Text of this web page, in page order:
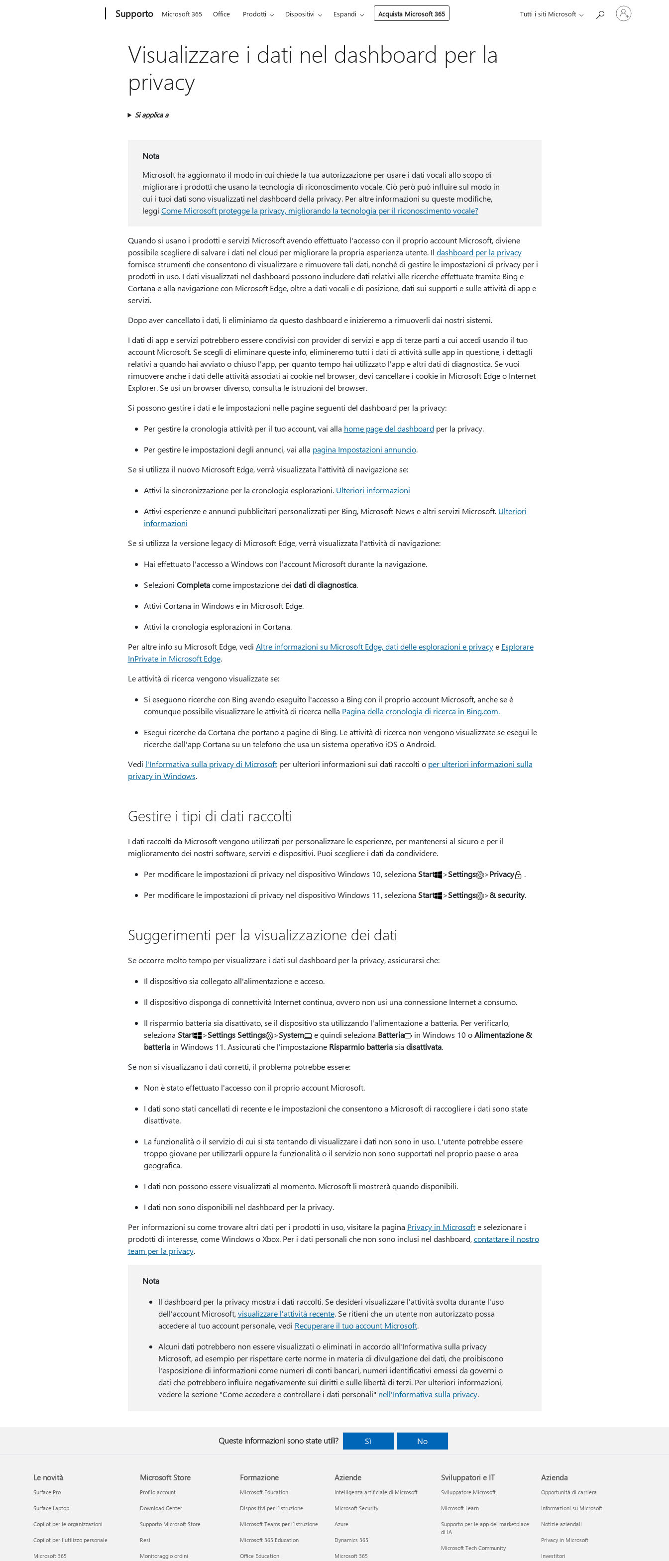
Supporto Microsoft 365 Office Prodotti Dispositivi Espandi Acquista Microsoft 365 Tutti i siti Microsoft
Accedi
con
Visualizzare i dati nel dashboard per la
privacy
Si applica a
Nota
Microsoft ha aggiornato il modo in cui chiede la tua autorizzazione per usare i dati vocali allo scopo di
migliorare i prodotti che usano la tecnologia di riconoscimento vocale. Ciò però può influire sul modo in
cui i tuoi dati sono visualizzati nel dashboard della privacy. Per altre informazioni su queste modifiche,
leggi Come Microsoft protegge la privacy, migliorando la tecnologia per il riconoscimento vocale?
Quando si usano i prodotti e servizi Microsoft avendo effettuato l'accesso con il proprio account Microsoft, diviene
possibile scegliere di salvare i dati nel cloud per migliorare la propria esperienza utente. Il dashboard per la privacy
fornisce strumenti che consentono di visualizzare e rimuovere tali dati, nonché di gestire le impostazioni di privacy per i
prodotti in uso. I dati visualizzati nel dashboard possono includere dati relativi alle ricerche effettuate tramite Bing e
Cortana e alla navigazione con Microsoft Edge, oltre a dati vocali e di posizione, dati sui supporti e sulle attività di app e
servizi.
Dopo aver cancellato i dati, li eliminiamo da questo dashboard e inizieremo a rimuoverli dai nostri sistemi.
I dati di app e servizi potrebbero essere condivisi con provider di servizi e app di terze parti a cui accedi usando il tuo
account Microsoft. Se scegli di eliminare queste info, elimineremo tutti i dati di attività sulle app in questione, i dettagli
relativi a quando hai avviato o chiuso l'app, per quanto tempo hai utilizzato l'app e altri dati di diagnostica. Se vuoi
rimuovere anche i dati delle attività associati ai cookie nel browser, devi cancellare i cookie in Microsoft Edge o Internet
Explorer. Se usi un browser diverso, consulta le istruzioni del browser.
Si possono gestire i dati e le impostazioni nelle pagine seguenti del dashboard per la privacy:
Per gestire la cronologia attività per il tuo account, vai alla home page del dashboardper la privacy.
Per gestire le impostazioni degli annunci, vai alla pagina Impostazioni annuncio.
Se si utilizza il nuovo Microsoft Edge, verrà visualizzata l'attività di navigazione se:
Attivi la sincronizzazione per la cronologia esplorazioni. Ulteriori informazioni
Attivi esperienze e annunci pubblicitari personalizzati per Bing, Microsoft News e altri servizi Microsoft. Ulteriori
informazioni
Se si utilizza la versione legacy di Microsoft Edge, verrà visualizzata l'attività di navigazione:
Hai effettuato l'accesso a Windows con l'account Microsoft durante la navigazione.
Selezioni Completacome impostazione dei dati di diagnostica.
Attivi Cortana in Windows e in Microsoft Edge.
Attivi la cronologia esplorazioni in Cortana.
Per altre info su Microsoft Edge, vedi Altre informazioni su Microsoft Edge, dati delle esplorazioni e privacye Esplorare
InPrivate in Microsoft Edge.
Le attività di ricerca vengono visualizzate se:
Si eseguono ricerche con Bing avendo eseguito l'accesso a Bing con il proprio account Microsoft, anche se è
comunque possibile visualizzare le attività di ricerca nella Pagina della cronologia di ricerca in Bing.com.
Esegui ricerche da Cortana che portano a pagine di Bing. Le attività di ricerca non vengono visualizzate se esegui le
ricerche dall'app Cortana su un telefono che usa un sistema operativo iOS o Android.
Vedi l'Informativa sulla privacy di Microsoftper ulteriori informazioni sui dati raccolti o per ulteriori informazioni sulla
privacy in Windows.
Gestire i tipi di dati raccolti
I dati raccolti da Microsoft vengono utilizzati per personalizzare le esperienze, per mantenersi al sicuro e per il
miglioramento dei nostri software, servizi e dispositivi. Puoi scegliere i dati da condividere.
Per modificare le impostazioni di privacy nel dispositivo Windows 10, seleziona Start >Settings >Privacy
.
Per modificare le impostazioni di privacy nel dispositivo Windows 11, seleziona Start >Settings >& security.
Suggerimenti per la visualizzazione dei dati
Se occorre molto tempo per visualizzare i dati sul dashboard per la privacy, assicurarsi che:
Il dispositivo sia collegato all'alimentazione e acceso.
Il dispositivo disponga di connettività Internet continua, ovvero non usi una connessione Internet a consumo.
Il risparmio batteria sia disattivato, se il dispositivo sta utilizzando l'alimentazione a batteria. Per verificarlo,
seleziona Start >Settings Settings >System e quindi seleziona Batteria in Windows 10 oAlimentazione &
batteriain Windows 11. Assicurati che l'impostazione Risparmio batteriasia disattivata.
Se non si visualizzano i dati corretti, il problema potrebbe essere:
Non è stato effettuato l'accesso con il proprio account Microsoft.
I dati sono stati cancellati di recente e le impostazioni che consentono a Microsoft di raccogliere i dati sono state
disattivate.
La funzionalità o il servizio di cui si sta tentando di visualizzare i dati non sono in uso. L'utente potrebbe essere
troppo giovane per utilizzarli oppure la funzionalità o il servizio non sono supportati nel proprio paese o area
geografica.
I dati non possono essere visualizzati al momento. Microsoft li mostrerà quando disponibili.
I dati non sono disponibili nel dashboard per la privacy.
Per informazioni su come trovare altri dati per i prodotti in uso, visitare la pagina Privacy in Microsofte selezionare i
prodotti di interesse, come Windows o Xbox. Per i dati personali che non sono inclusi nel dashboard,contattare il nostro
team per la privacy.
Nota
Il dashboard per la privacy mostra i dati raccolti. Se desideri visualizzare l'attività svolta durante l'uso
dell’account Microsoft,visualizzare l'attività recente. Se ritieni che un utente non autorizzato possa
accedere al tuo account personale, vedi Recuperare il tuo account Microsoft.
Alcuni dati potrebbero non essere visualizzati o eliminati in accordo all'Informativa sulla privacy
Microsoft, ad esempio per rispettare certe norme in materia di divulgazione dei dati, che proibiscono
l'esposizione di informazioni come numeri di conti bancari, numeri identificativi emessi da governi o
dati che potrebbero influire negativamente sui diritti e sulle libertà di terzi. Per ulteriori informazioni,
vedere la sezione "Come accedere e controllare i dati personali" nell'Informativa sulla privacy.
Queste informazioni sono state utili? Sì No
Le novità
Surface Pro
Surface Laptop
Copilot per le organizzazioni
Copilot per l'utilizzo personale
Microsoft 365
Microsoft Store
Profilo account
Download Center
Supporto Microsoft Store
Resi
Monitoraggio ordini
Formazione
Microsoft Education
Dispositivi per l'istruzione
Microsoft Teams per l'istruzione
Microsoft 365 Education
Office Education
Aziende
Intelligenza artificiale di Microsoft
Microsoft Security
Azure
Dynamics 365
Microsoft 365
Sviluppatori e IT
Sviluppatore Microsoft
Microsoft Learn
Supporto per le app del marketplace
di IA
Microsoft Tech Community
Azienda
Opportunità di carriera
Informazioni su Microsoft
Notizie aziendali
Privacy in Microsoft
Investitori